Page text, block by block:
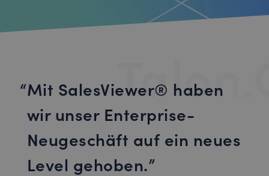
Mit SalesViewer® haben
wir unser Enterprise-
Neugeschäft auf ein neues
Level gehoben.